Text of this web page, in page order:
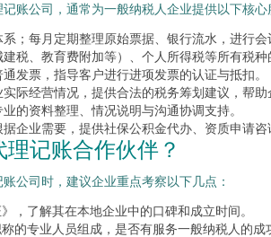
账公司，通常为一般纳税人企业提供以下核心
；每月定期整理原始票据、银行流水，进行
税、教育费附加等）、个人所得税等所有税
发票，指导客户进行进项发票的认证与抵扣。
际经营情况，提供合法的税务筹划建议，帮助
的资料整理、情况说明与沟通协调支持。
企业需要，提供社保公积金代办、资质申请咨
记账合作伙伴？
公司时，建议企业重点考察以下几点：
，了解其在本地企业中的口碑和成立时间。
的专业人员组成，是否有服务一般纳税人的成